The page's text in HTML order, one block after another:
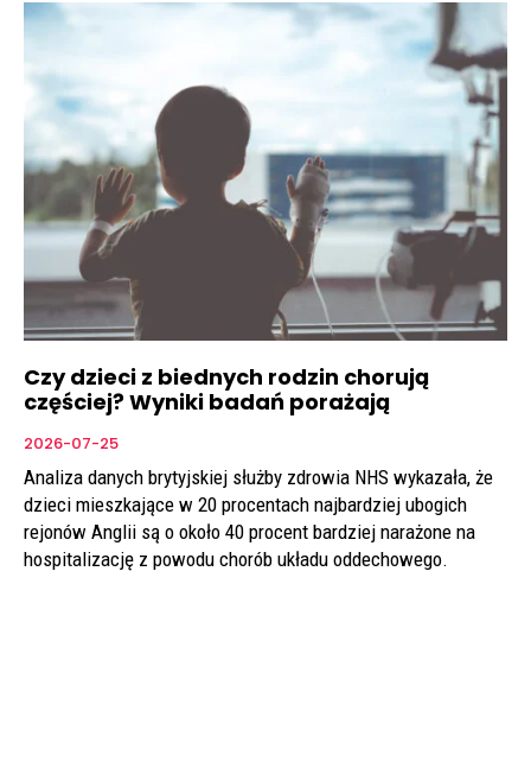
Czy dzieci z biednych rodzin chorują
częściej? Wyniki badań porażają
2026-07-25
Analiza danych brytyjskiej służby zdrowia NHS wykazała, że
dzieci mieszkające w 20 procentach najbardziej ubogich
rejonów Anglii są o około 40 procent bardziej narażone na
hospitalizację z powodu chorób układu oddechowego.